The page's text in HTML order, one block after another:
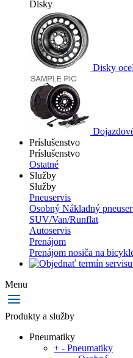
Disky
Disky
Príslušenstvo
Príslušenstvo
Ostatné
Služby
Služby
Pneuservis
Osobný Nákladný
SUV/Van/Runflat
Autoservis
Prenájom
Prenájom nosiča na
Menu
Produkty a služby
Pneumatiky
+ - Pneumatiky